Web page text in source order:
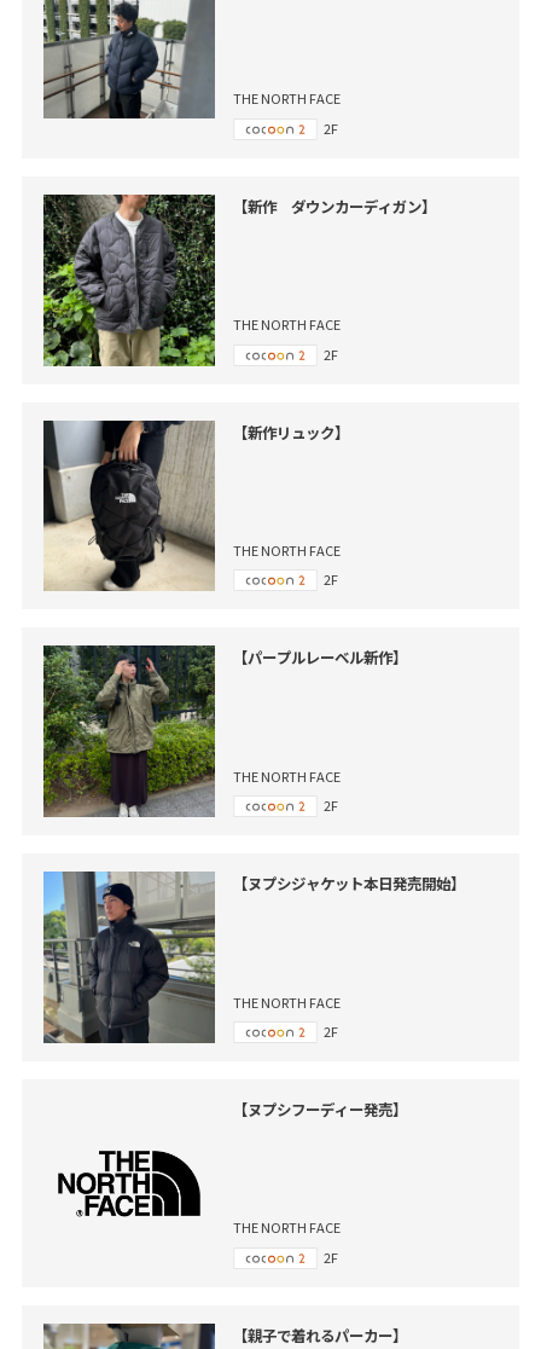
THE NORTH FACE
2F
【新作 ダウンカーディガン】
THE NORTH FACE
2F
【新作リュック】
THE NORTH FACE
2F
【パープルレーベル新作】
THE NORTH FACE
2F
【ヌプシジャケット本日発売開始】
THE NORTH FACE
2F
【ヌプシフーディー発売】
THE NORTH FACE
2F
【親子で着れるパーカー】